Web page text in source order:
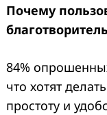
Почему
84%
что хотят
простоту и